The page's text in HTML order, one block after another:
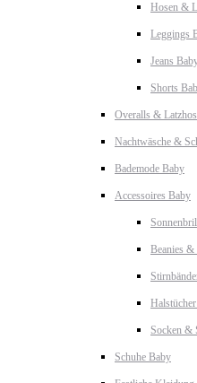
Hosen &
Leggings
Jeans
Shorts
Overalls &
Nachtwäsche &
Bademode Baby
Accessoires Baby
Beanies
Socken &
Schuhe Baby